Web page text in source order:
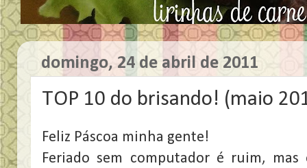
domingo, 24 de abril de 2011
TOP 10 do brisando! (maio
Feliz Páscoa minha gente!
Feriado sem computador é ruim,